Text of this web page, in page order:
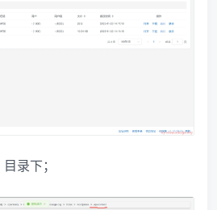
目录下；